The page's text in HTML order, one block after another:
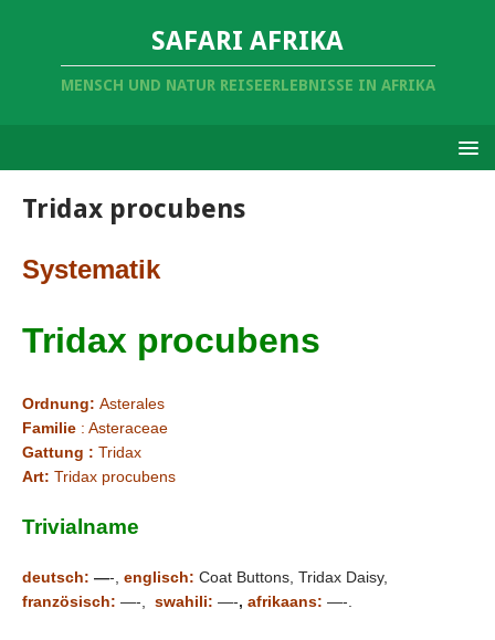
SAFARI AFRIKA
MENSCH UND NATUR REISEERLEBNISSE IN AFRIKA
Tridax procubens
Systematik
Tridax procubens
Ordnung: Asterales
Familie : Asteraceae
Gattung : Tridax
Art: Tridax procubens
Trivialname
deutsch: —-, englisch: Coat Buttons, Tridax Daisy,
französisch: —-, swahili: —-, afrikaans: —-.